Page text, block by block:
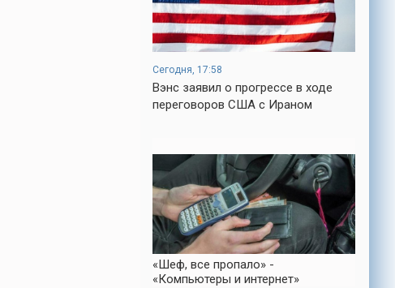
Сегодня, 17:58
Вэнс заявил о прогрессе в ходе
переговоров США с Ираном
«Шеф, все пропало» -
«Компьютеры и интернет»